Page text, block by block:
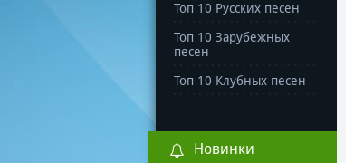
Топ 10 Русских песен
Топ 10 Зарубежных
песен
Топ 10 Клубных песен
Новинки